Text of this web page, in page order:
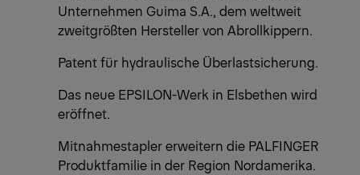
Unternehmen Guima S.A., dem weltweit
zweitgrößten Hersteller von Abrollkippern.
Patent für hydraulische Überlastsicherung.
Das neue EPSILON-Werk in Elsbethen wird
eröffnet.
Mitnahmestapler erweitern die PALFINGER
Produktfamilie in der Region Nordamerika.